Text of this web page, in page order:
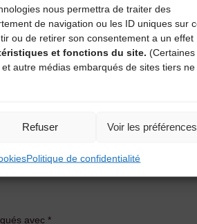
nous permettra de traiter des
de navigation ou les ID uniques sur
ou de retirer son consentement a un effet
et fonctions du site. (Certaines
autre médias embarqués de sites tiers ne
Refuser Voir les préférences
Politique de confidentialité
avec*